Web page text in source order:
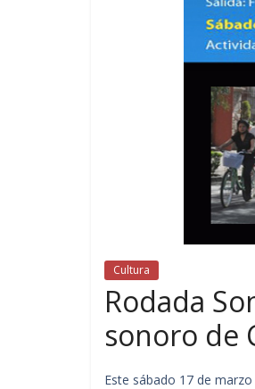
Cultura
Rodada
sonoro de
Este sábado 17 de